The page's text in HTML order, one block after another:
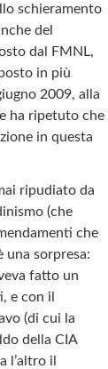
schieramento
del
dal FMNL,
in più
2009, alla
ha ripetuto che
in questa
ripudiato da
(che
che
una sorpresa:
fatto un
e con il
(di cui la
della CIA
l’altro il